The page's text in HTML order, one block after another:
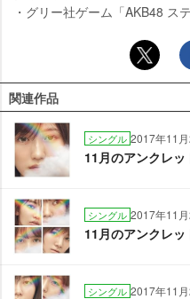
・グリー社ゲーム「AKB48 ス
関連作品
シングル 2017年11
11月のアンクレ
シングル 2017年11
11月のアンクレ
シングル 2017年11